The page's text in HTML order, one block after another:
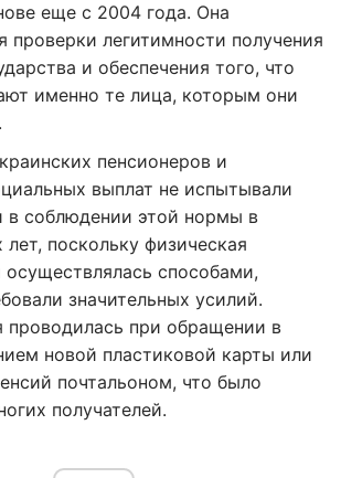
еще с 2004 года. Она
проверки легитимности получения
и обеспечения того, что
именно те лица, которым они
пенсионеров и
выплат не испытывали
в соблюдении этой нормы в
поскольку физическая
способами,
значительных усилий.
проводилась при обращении в
новой пластиковой карты или
почтальоном, что было
получателей.